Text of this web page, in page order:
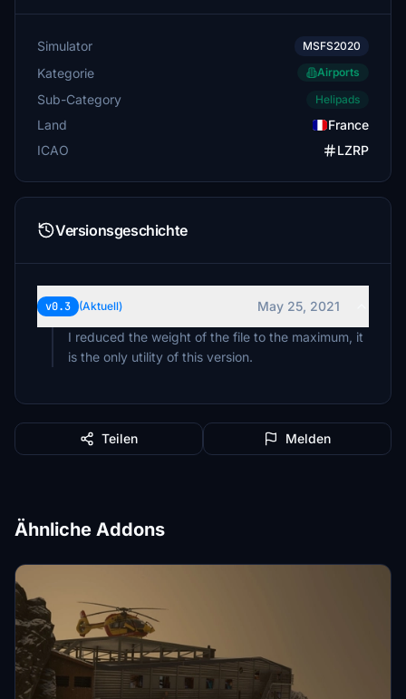
Simulator MSFS2020
Kategorie Airports
Sub-Category Helipads
Land
France
ICAO
LZRP
Versionsgeschichte
v0.3 (Aktuell)
May 25, 2021
I reduced the weight of the file to the maximum, it
is the only utility of this version.
Teilen Melden
Ähnliche Addons